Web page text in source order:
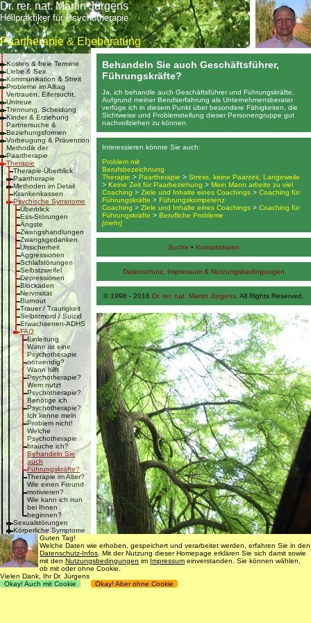
Dr. rer. nat. Martin Jürgens
Heilpraktiker für Psychotherapie
Paartherapie & Eheberatung
Kosten & freie Termine
Liebe & Sex
Kommunikation & Streit
Probleme im Alltag
Vertrauen, Eifersucht,
Untreue
Trennung, Scheidung
Kinder & Erziehung
Partnersuche &
Beziehungsformen
Vorbeugung & Prävention
Methodik der
Paartherapie
Therapie
Therapie-Überblick
Paartherapie
Methoden im Detail
Krankenkassen
Psychische Symptome
Überblick
Ess-Störungen
Ängste
Zwangshandlungen
Zwangsgedanken
Unsicherheit
Aggressionen
Schlafstörungen
Selbstzweifel
Depressionen
Blockaden
Nervosität
Burnout
Trauer / Traurigkeit
Selbstmord / Suizid
Erwachsenen-ADHS
FAQ
Einleitung
Wann ist eine
Psychotherapie
notwendig?
Wann hilft
Psychotherapie?
Wem nutzt
Psychotherapie?
Benötige ich
Psychotherapie?
Ich kenne mein
Problem nicht!
Welche
Psychotherapie
brauche ich?
Behandeln Sie
auch
Führungskräfte?
Therapie im Alter?
Wie einen Freund
motivieren?
Wie kann ich nun
bei Ihnen
beginnen?
Sexualstörungen
Körperliche Symptome
Kosten
Freie Termine
Vorbeugung
Krisenbewältigung
FAQ
Behandeln Sie auch Geschäftsführer,
Führungskräfte?
Ja, ich behandle auch Geschäftsführer und Führungskräfte.
Aufgrund meiner Berufserfahrung als Unternehmensberater
verfüge ich in diesem Punkt über besondere Fähigkeiten, die
Sichtweise und Problemstellung dieser Personengruppe gut
nachvollziehen zu können.
Interessieren könnte Sie auch:
Problem mit
Berufsbezeichnung
Therapie > Paartherapie > Stress, keine Paarzeit, Langeweile
> Keine Zeit für Paarbeziehung > Mein Mann arbeite zu viel
Coaching > Ziele und Inhalte eines Coachings > Coaching für
Führungskräfte > Führungskompetenz
Coaching > Ziele und Inhalte eines Coachings > Coaching für
Führungskräfte > Berufliche Probleme
[mehr]
Suche • Kontaktdaten
Datenschutz Impressum & Nutzungsbedingungen
© 1998 - 2016 Dr. rer. nat. Martin Jürgens . All Rights Reserved.
Guten Tag!
Welche Daten wie erhoben, gespeichert und verarbeitet werden, erfahren Sie in den
Datenschutz-Infos . Mit der Nutzung dieser Homepage erklären Sie sich damit sowie
mit denNutzungsbedingungen im Impressum einverstanden. Sie können wählen,
ob mit oder ohne Cookie.
Vielen Dank, Ihr Dr. Jürgens
Okay! Auch mit Cookie
Okay! Aber ohne Cookie